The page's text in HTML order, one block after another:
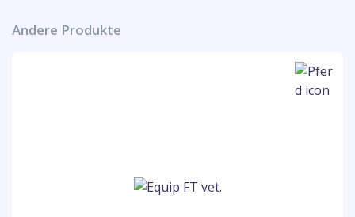
Andere Produkte